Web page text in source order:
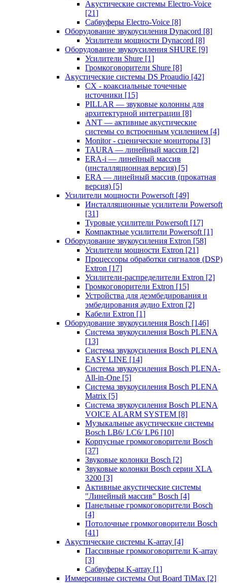
Акустические системы Electro-Voice
[21]
Сабвуферы Electro-Voice [8]
Оборудование звукоусиления Dynacord [8]
Усилители мощности Dynacord [8]
Оборудование звукоусиления SHURE [9]
Усилители Shure [1]
Громкоговорители Shure [8]
Акустические системы DS Proaudio [42]
CX - коаксиальные точечные
источники [15]
PILLAR — звуковые колонны для
архитектурной интеграции [8]
ANT — активные акустические
системы со встроенным усилением [4]
Monitor - сценические мониторы [3]
TAURA — линейный массив [2]
ERA-i — линейный массив
(инсталляционная версия) [5]
ERA — линейный массив (прокатная
версия) [5]
Усилители мощности Powersoft [49]
Инсталляционные усилители Powersoft
[31]
Туровые усилители Powersoft [17]
Компактные усилители Powersoft [1]
Оборудование звукоусиления Extron [58]
Усилители мощности Extron [21]
Процессоры обработки сигналов (DSP)
Extron [17]
Усилители-распределители Extron [2]
Громкоговорители Extron [15]
Устройства для деэмбедирования и
эмбедирования аудио Extron [2]
Кабели Extron [1]
Оборудование звукоусиления Bosch [146]
Система звукоусиления Bosch PLENA
[13]
Система звукоусиления Bosch PLENA
EASY LINE [14]
Система звукоусиления Bosch PLENA-
All-in-One [5]
Система звукоусиления Bosch PLENA
Matrix [5]
Система звукоусиления Bosch PLENA
VOICE ALARM SYSTEM [8]
Музыкальные акустические системы
Bosch LB6/ LC6/ LP6 [10]
Корпусные громкоговорители Bosch
[37]
Звуковые колонки Bosch [2]
Звуковые колонки Bosch серии XLA
3200 [3]
Активные акустические системы
"Линейный массив" Bosch [4]
Панельные громкоговорители Bosch
[4]
Потолочные громкоговорители Bosch
[41]
Акустические системы K-array [4]
Пассивные громкоговорители K-array
[3]
Сабвуферы K-array [1]
Иммерсивные системы Out Board TiMax [2]